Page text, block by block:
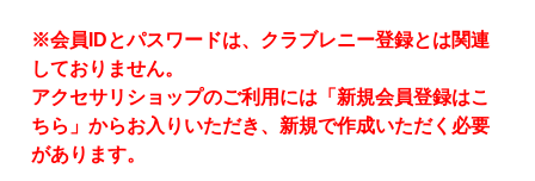
※会員IDとパスワードは、クラブレニー登録とは関連
しておりません。
アクセサリショップのご利用には「新規会員登録はこ
ちら」からお入りいただき、新規で作成いただく必要
があります。